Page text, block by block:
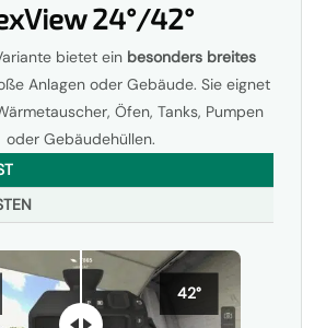
24°/42°
bietet ein besonders breites
Anlagen oder Gebäude. Sie eignet
Öfen, Tanks, Pumpen
oder Gebäudehüllen.
42°